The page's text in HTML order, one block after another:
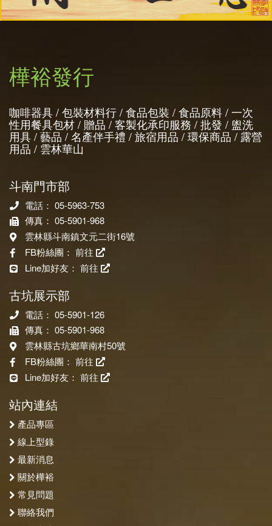
樺裕發行
咖啡器具 / 包裝材料行 / 食品包裝 / 食品原料 / 一次
性用餐具包材 / 贈品 / 客製化承印服務 / 批發 / 盥洗
用具 / 藝品 / 名產伴手禮 / 旅宿用品 / 環保商品 / 露營
用品 / 雲林華山
斗南門市部
電話： 05-5963-753
傳真： 05-5901-968
雲林縣斗南鎮文元二街16號
FB粉絲團： 前往
Line加好友： 前往
古坑展示部
電話： 05-5901-126
傳真： 05-5901-968
雲林縣古坑鄉華南村50號
FB粉絲團： 前往
Line加好友： 前往
站內連結
產品專區
線上型錄
最新消息
關於樺裕
常見問題
聯絡我們